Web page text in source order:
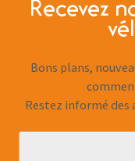
Recevez
Bons plans,
Restez informé des